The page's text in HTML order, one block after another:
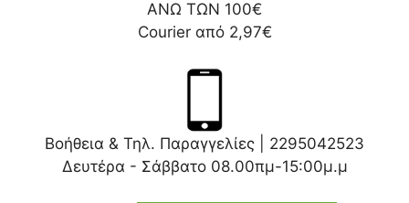
ΑΝΩ ΤΩΝ 100€
Courier από 2,97€
Βοήθεια & Τηλ. Παραγγελίες | 2295042523
Δευτέρα - Σάββατο 08.00πμ-15:00μ.μ